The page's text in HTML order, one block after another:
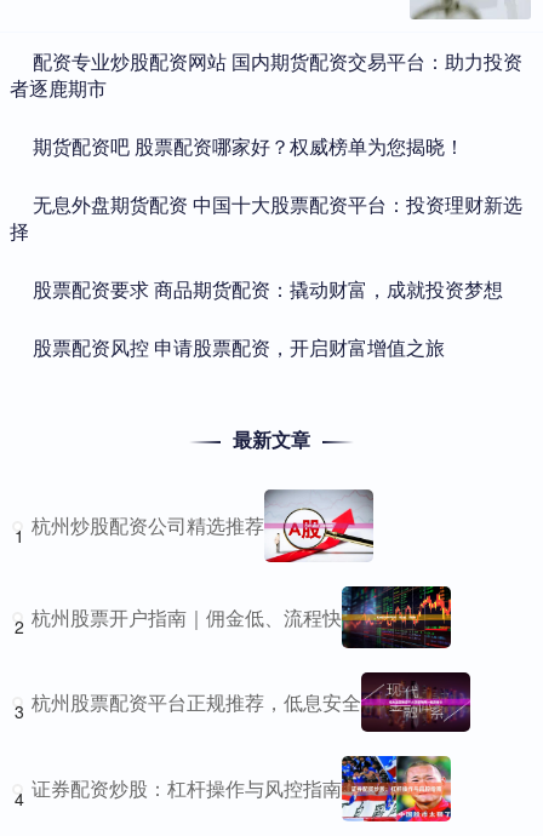
​配资专业炒股配资网站 国内期货配资交易平台：助力投资
者逐鹿期市
​期货配资吧 股票配资哪家好？权威榜单为您揭晓！
​无息外盘期货配资 中国十大股票配资平台：投资理财新选
择
​股票配资要求 商品期货配资：撬动财富，成就投资梦想
​股票配资风控 申请股票配资，开启财富增值之旅
最新文章
1 杭州炒股配资公司精选推荐
2 杭州股票开户指南｜佣金低、流程快
3 杭州股票配资平台正规推荐，低息安全
4 证券配资炒股：杠杆操作与风控指南